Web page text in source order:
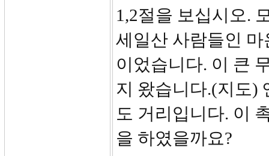
1,2절을 보십시오.
세일산 사람들인
이었습니다. 이 큰
지 왔습니다.(지도)
도 거리입니다. 이
을 하였을까요?